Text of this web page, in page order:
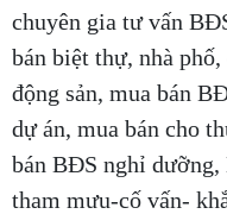
chuyên gia tư vấn
bán biệt thự, nhà
động sản, mua bán
dự án, mua bán cho
bán BĐS nghỉ dưỡng,
tham mưu-cố vấn-